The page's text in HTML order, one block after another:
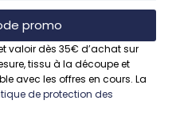
promo
valoir dès 35€ d’achat sur
tissu à la découpe et
avec les offres en cours. La
de protection des